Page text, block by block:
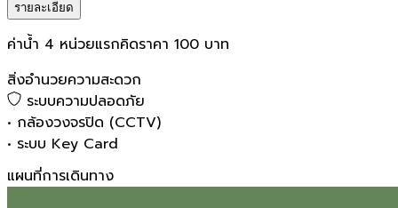
รายละเอียด
ค่าน้ำ 4 หน่วยแรกคิดราคา 100 บาท
สิ่งอำนวยความสะดวก
ระบบความปลอดภัย
• กล้องวงจรปิด (CCTV)
• ระบบ Key Card
แผนที่การเดินทาง